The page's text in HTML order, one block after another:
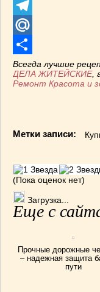
Viber
Telegram
Mail.Ru
Отправить
Всегда лучшие
ДЕЛА ЖИТЕЙСКИЕ,
Ремонт Красота и
Метки записи:
(Пока оценок нет)
Загрузка...
Еще с
Прочные дорожные
– надежная защита
пути